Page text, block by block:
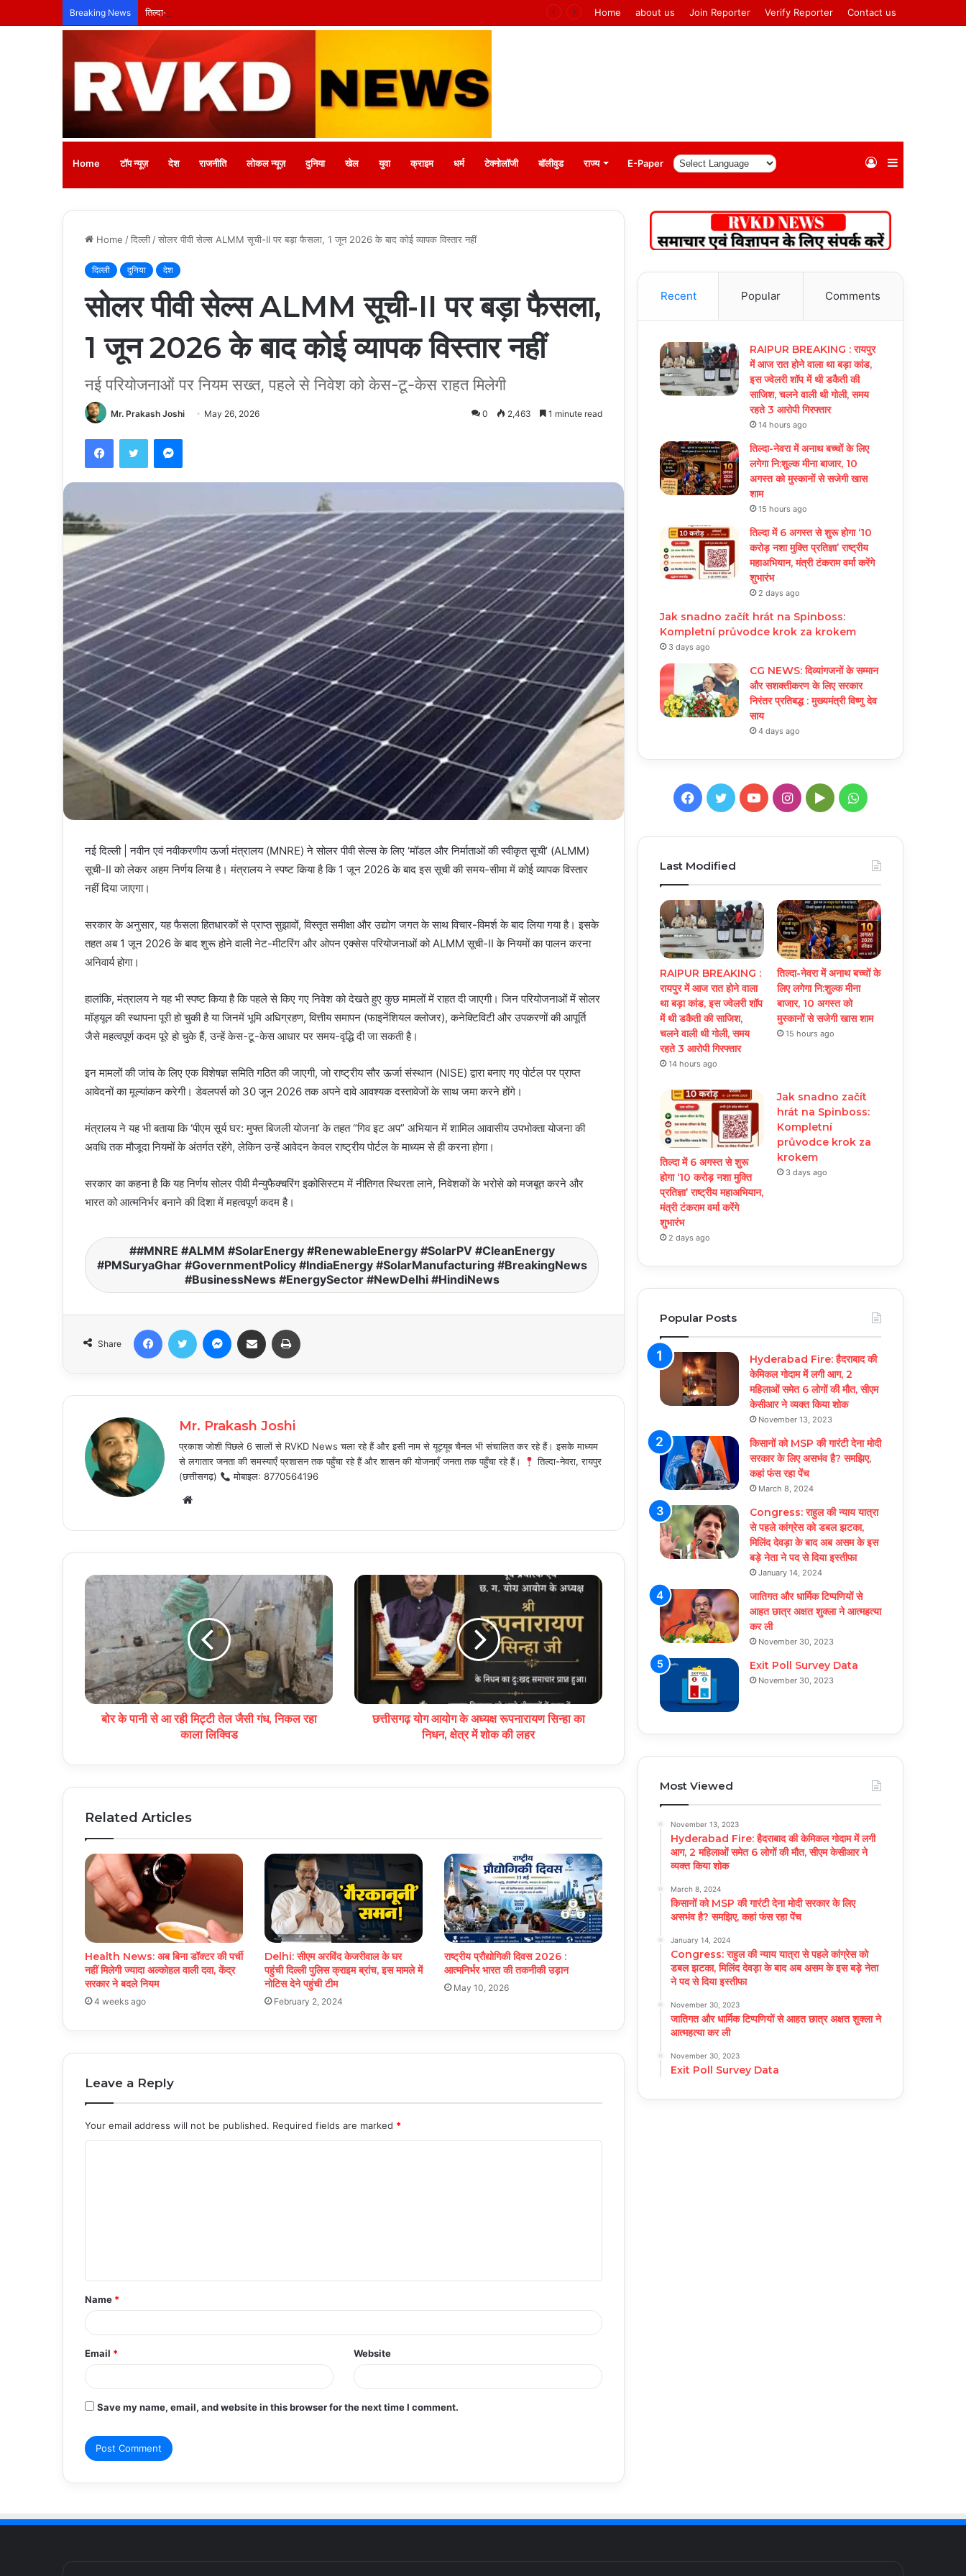
Breaking News तिल्दा-नेवरा में अनाथ बच्चों के लिए लगेगा नि:शुल्क मीना बाजार, 10 अगस्त को मुस्कानों से सजेगी खास शाम Home about us Join Reporter Verify Reporter Contact us
Home टॉप न्यूज़ देश राजनीति लोकल न्यूज़ दुनिया खेल युवा क्राइम धर्म टेक्नोलॉजी बॉलीवुड राज्य E-Paper Sidebar
Log
Home /दिल्ली /सोलर पीवी सेल्स ALMM सूची-II पर बड़ा फैसला, 1 जून 2026 के बाद कोई व्यापक विस्तार नहीं
दिल्ली दुनिया देश
सोलर पीवी सेल्स ALMM सूची-II पर बड़ा फैसला,
1 जून 2026 के बाद कोई व्यापक विस्तार नहीं
नई परियोजनाओं पर नियम सख्त, पहले से निवेश को केस-टू-केस राहत मिलेगी
Mr. Prakash Joshi May 26, 2026 0 2,463 1 minute read
FacebookTwitter Messenger
नई दिल्ली | नवीन एवं नवीकरणीय ऊर्जा मंत्रालय (MNRE) ने सोलर पीवी सेल्स के लिए ‘मॉडल और निर्माताओं की स्वीकृत सूची’ (ALMM)
सूची-II को लेकर अहम निर्णय लिया है। मंत्रालय ने स्पष्ट किया है कि 1 जून 2026 के बाद इस सूची की समय-सीमा में कोई व्यापक विस्तार
नहीं दिया जाएगा।
सरकार के अनुसार, यह फैसला हितधारकों से प्राप्त सुझावों, विस्तृत समीक्षा और उद्योग जगत के साथ विचार-विमर्श के बाद लिया गया है। इसके
तहत अब 1 जून 2026 के बाद शुरू होने वाली नेट-मीटरिंग और ओपन एक्सेस परियोजनाओं को ALMM सूची-II के नियमों का पालन करना
अनिवार्य होगा।
हालांकि, मंत्रालय ने यह भी स्पष्ट किया है कि पहले से किए गए निवेश को देखते हुए कुछ मामलों में राहत दी जाएगी। जिन परियोजनाओं में सोलर
मॉड्यूल की स्थापना पूरी हो चुकी है या जिनमें भूमि अधिग्रहण, वित्तीय समापन (फाइनेंशियल क्लोजर), कनेक्टिविटी और उपकरणों की आपूर्ति
जैसे महत्वपूर्ण कदम पूरे हो चुके हैं, उन्हें केस-टू-केस आधार पर समय-वृद्धि दी जा सकती है।
इन मामलों की जांच के लिए एक विशेषज्ञ समिति गठित की जाएगी, जो राष्ट्रीय सौर ऊर्जा संस्थान (NISE) द्वारा बनाए गए पोर्टल पर प्राप्त
आवेदनों का मूल्यांकन करेगी। डेवलपर्स को 30 जून 2026 तक अपने दावे आवश्यक दस्तावेजों के साथ जमा करने होंगे।
मंत्रालय ने यह भी बताया कि ‘पीएम सूर्य घर: मुफ्त बिजली योजना’ के तहत “गिव इट अप” अभियान में शामिल आवासीय उपभोक्ता योजना की
अवधि तक मौजूदा नियमों के अंतर्गत रहेंगे, लेकिन उन्हें आवेदन केवल राष्ट्रीय पोर्टल के माध्यम से ही करना होगा।
सरकार का कहना है कि यह निर्णय सोलर पीवी मैन्युफैक्चरिंग इकोसिस्टम में नीतिगत स्थिरता लाने, निवेशकों के भरोसे को मजबूत करने और
भारत को आत्मनिर्भर बनाने की दिशा में महत्वपूर्ण कदम है।
#MNRE #ALMM #SolarEnergy #RenewableEnergy #SolarPV #CleanEnergy
#PMSuryaGhar #GovernmentPolicy #IndiaEnergy #SolarManufacturing #BreakingNews
#BusinessNews #EnergySector #NewDelhi #HindiNews
Share
FacebookTwitter Messenger
Share via Email
Mr. Prakash Joshi
प्रकाश जोशी पिछले 6 सालों से RVKD News चला रहे हैं और इसी नाम से यूट्यूब चैनल भी संचालित कर रहे हैं। इसके माध्यम
से लगातार जनता की समस्याएँ प्रशासन तक पहुँचा रहे हैं और शासन की योजनाएँ जनता तक पहुँचा रहे हैं।
तिल्दा-नेवरा, रायपुर
(छत्तीसगढ़)
मोबाइल: 8770564196
Website
बोर के पानी से आ रही मिट्टी तेल जैसी गंध, निकल रहा
काला लिक्विड
छत्तीसगढ़ योग आयोग के अध्यक्ष रूपनारायण सिन्हा का
निधन, क्षेत्र में शोक की लहर
Related Articles
Health News: अब बिना डॉक्टर की पर्ची
नहीं मिलेगी ज्यादा अल्कोहल वाली दवा, केंद्र
सरकार ने बदले नियम
4 weeks ago
Delhi: सीएम अरविंद केजरीवाल के घर
पहुंची दिल्ली पुलिस क्राइम ब्रांच, इस मामले में
नोटिस देने पहुंची टीम
February 2, 2024
राष्ट्रीय प्रौद्योगिकी दिवस 2026 :
आत्मनिर्भर भारत की तकनीकी उड़ान
May 10, 2026
Leave a Reply
Your email address will not be published. Required fields are marked *
t
*
Name *
Email * Website
Save my name, email, and website in this browser for the next time I comment.
Recent Popular Comments
RAIPUR BREAKING : रायपुर
में आज रात होने वाला था बड़ा कांड,
इस ज्वेलरी शॉप में थी डकैती की
साजिश, चलने वाली थी गोली, समय
रहते 3 आरोपी गिरफ्तार
14 hours ago
तिल्दा-नेवरा में अनाथ बच्चों के लिए
लगेगा नि:शुल्क मीना बाजार, 10
अगस्त को मुस्कानों से सजेगी खास
शाम
15 hours ago
तिल्दा में 6 अगस्त से शुरू होगा ‘10
करोड़ नशा मुक्ति प्रतिज्ञा’ राष्ट्रीय
महाअभियान, मंत्री टंकराम वर्मा करेंगे
शुभारंभ
2 days ago
Jak snadno začít hrát na Spinboss:
Kompletní průvodce krok za krokem
3 days ago
CG NEWS: दिव्यांगजनों के सम्मान
और सशक्तीकरण के लिए सरकार
निरंतर प्रतिबद्ध : मुख्यमंत्री विष्णु देव
साय
4 days ago
Facebook
TwitterYouTubeInstagram
GoogleWhatsApp
Last Modified
RAIPUR BREAKING :
रायपुर में आज रात होने वाला
था बड़ा कांड, इस ज्वेलरी शॉप
में थी डकैती की साजिश,
चलने वाली थी गोली, समय
रहते 3 आरोपी गिरफ्तार
14 hours ago
तिल्दा-नेवरा में अनाथ बच्चों के
लिए लगेगा नि:शुल्क मीना
बाजार, 10 अगस्त को
मुस्कानों से सजेगी खास शाम
15 hours ago
तिल्दा में 6 अगस्त से शुरू
होगा ‘10 करोड़ नशा मुक्ति
प्रतिज्ञा’ राष्ट्रीय महाअभियान,
मंत्री टंकराम वर्मा करेंगे
शुभारंभ
2 days ago
Jak snadno začít
hrát na Spinboss:
Kompletní
průvodce krok za
krokem
3 days ago
Popular Posts
Hyderabad Fire: हैदराबाद की
केमिकल गोदाम में लगी आग, 2
महिलाओं समेत 6 लोगों की मौत, सीएम
केसीआर ने व्यक्त किया शोक
November 13, 2023
किसानों को MSP की गारंटी देना मोदी
सरकार के लिए असभंव है? समझिए,
कहां फंस रहा पेंच
March 8, 2024
Congress: राहुल की न्याय यात्रा
से पहले कांग्रेस को डबल झटका,
मिलिंद देवड़ा के बाद अब असम के इस
बड़े नेता ने पद से दिया इस्तीफा
January 14, 2024
जातिगत और धार्मिक टिप्पणियों से
आहत छात्र अक्षत शुक्ला ने आत्महत्या
कर ली
November 30, 2023
Exit Poll Survey Data
November 30, 2023
Most Viewed
November 13, 2023
Hyderabad Fire: हैदराबाद की केमिकल गोदाम में लगी
आग, 2 महिलाओं समेत 6 लोगों की मौत, सीएम केसीआर ने
व्यक्त किया शोक
March 8, 2024
किसानों को MSP की गारंटी देना मोदी सरकार के लिए
असभंव है? समझिए, कहां फंस रहा पेंच
January 14, 2024
Congress: राहुल की न्याय यात्रा से पहले कांग्रेस को
डबल झटका, मिलिंद देवड़ा के बाद अब असम के इस बड़े नेता
ने पद से दिया इस्तीफा
November 30, 2023
जातिगत और धार्मिक टिप्पणियों से आहत छात्र अक्षत शुक्ला ने
आत्महत्या कर ली
November 30, 2023
Exit Poll Survey Data